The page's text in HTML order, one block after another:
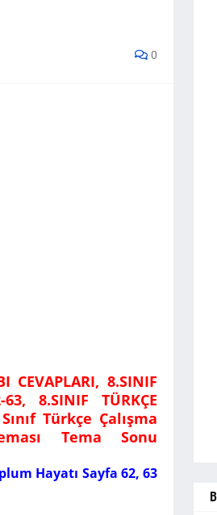
0
CEVAPLARI, 8.SINIF
8.SINIF TÜRKÇE
Türkçe Çalışma
Tema Sonu
Hayatı Sayfa 62, 63